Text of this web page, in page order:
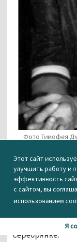
Этот сайт
улучшить работу и
эффективность
с сайтом, вы
использованием
Я
Фото Тимофея
(http://
К сожалению, 6
Константиновна
вышла в свет её
Тагильского
заводы,
Висиме,
Серебрянке.